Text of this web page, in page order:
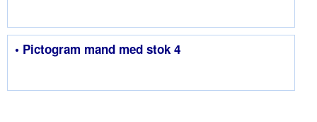
• Pictogram mand med stok 4